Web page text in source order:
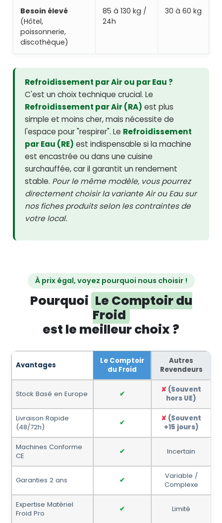
Besoin élevé
(Hôtel,
poissonnerie,
discothèque)
85 à 130 kg /
24h
30 à 60 kg
Refroidissement par Air ou par Eau ?
C'est un choix technique crucial. Le
Refroidissement par Air (RA) est plus
simple et moins cher, mais nécessite de
l'espace pour "respirer". Le Refroidissement
par Eau (RE) est indispensable si la machine
est encastrée ou dans une cuisine
surchauffée, car il garantit un rendement
stable. Pour le même modèle, vous pourrez
directement choisir la variante Air ou Eau sur
nos fiches produits selon les contraintes de
votre local.
À prix égal, voyez pourquoi nous choisir !
Pourquoi Le Comptoir du
Froid
est le meilleur choix ?
Avantages
Le Comptoir
du Froid
Autres
Revendeurs
Stock Basé en Europe ✔ ✘ (Souvent
hors UE)
Livraison Rapide
(48/72h)
✔ ✘ (Souvent
+15 jours)
Machines Conforme
CE
✔ Incertain
Garanties 2 ans ✔
Variable /
Complexe
Expertise Matériel
Froid Pro
✔ Limité